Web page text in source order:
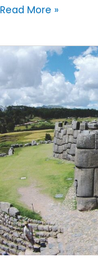
Read More »
5
arqueológicas
de
Cusco
que
no
pueden
faltar
en
tu
lista